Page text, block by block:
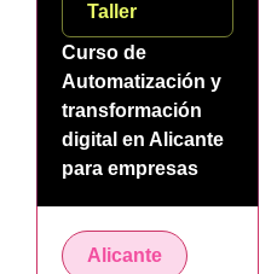
Taller
Curso de
Automatización y
transformación
digital en Alicante
para empresas
Alicante